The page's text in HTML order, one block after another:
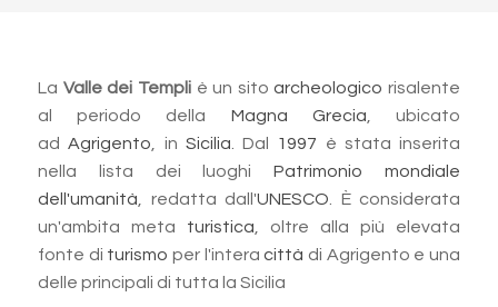
La Valle dei Templiè un sitoarcheologico risalente
al periodo della Magna Grecia , ubicato
adAgrigento , in Sicilia . Dal 1997 è stata inserita
nella lista dei luoghiPatrimonio mondiale
dell'umanità , redatta dall'UNESCO . È considerata
un'ambita meta turistica , oltre alla più elevata
fonte di turismo per l'interacittà di Agrigento e una
delle principali di tutta la Sicilia